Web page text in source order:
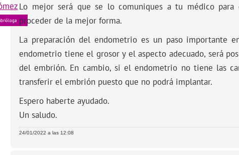
Lo mejor será que se lo comuniques a tu médico
proceder de la mejor forma.
La preparación del endometrio es un paso importante
endometrio tiene el grosor y el aspecto adecuado, será
del embrión. En cambio, si el endometrio no tiene las
transferir el embrión puesto que no podrá implantar.
Espero haberte ayudado.
Un saludo.
24/01/2022 a las 12:08